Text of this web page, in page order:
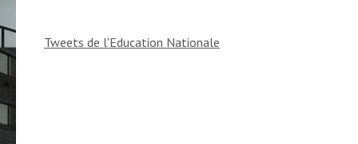
Tweets de l'Education Nationale